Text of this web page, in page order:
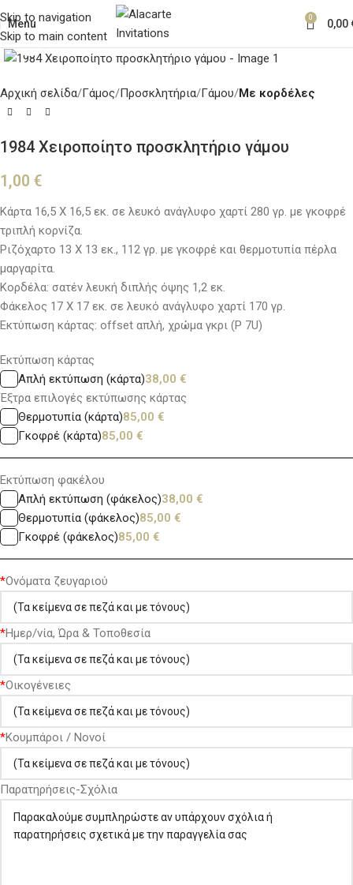
Skip to navigation
Skip to main content
Menu 0 0,00
Κλικ για μεγέθυνση
Αρχική σελίδα Γάμος Προσκλητήρια Γάμου Με κορδέλες
1984 Χειροποίητο προσκλητήριο γάμου
1,00 €
Κάρτα 16,5 Χ 16,5 εκ. σε λευκό ανάγλυφο χαρτί 280 γρ. με γκοφρέ
τριπλή κορνίζα.
Ριζόχαρτο 13 Χ 13 εκ., 112 γρ. με γκοφρέ και θερμοτυπία πέρλα
μαργαρίτα.
Κορδέλα: σατέν λευκή διπλής όψης 1,2 εκ.
Φάκελος 17 Χ 17 εκ. σε λευκό ανάγλυφο χαρτί 170 γρ.
Εκτύπωση κάρτας: offset απλή, χρώμα γκρι (P 7U)
Εκτύπωση κάρτας
Απλή εκτύπωση (κάρτα)38,00 €
Έξτρα επιλογές εκτύπωσης κάρτας
Θερμοτυπία (κάρτα)85,00 €
Γκοφρέ (κάρτα)85,00 €
Εκτύπωση φακέλου
Απλή εκτύπωση (φάκελος)38,00 €
Θερμοτυπία (φάκελος)85,00 €
Γκοφρέ (φάκελος)85,00 €
*Ονόματα ζευγαριού
*Ημερ/νία, Ώρα & Τοποθεσία
*Οικογένειες
*Κουμπάροι / Νονοί
Παρατηρήσεις-Σχόλια